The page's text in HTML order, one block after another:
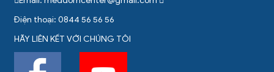
Điện thoại: 0844 56 56 56
HÃY LIÊN KẾT VỚI CHÚNG TÔI